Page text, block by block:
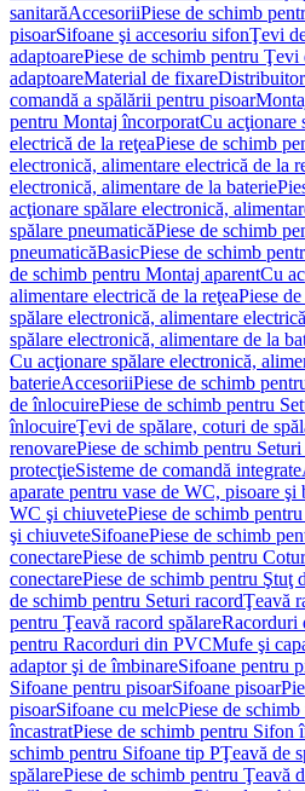
sanitarăAccesoriiPiese de schimb
pisoarSifoane şi accesoriu sifonŢevi
adaptoarePiese de schimb pentru Ţevi
adaptoareMaterial de fixare
comandă a spălării pentru pisoar
pentru Montaj încorporatCu acţionare
electrică de la reţeaPiese de schimb
electronică, alimentare electrică de la
electronică, alimentare de la baterie
acţionare spălare electronică,
spălare pneumaticăPiese de schimb
pneumaticăBasicPiese de schimb
de schimb pentru Montaj aparentCu
alimentare electrică de la reţeaPiese
spălare electronică, alimentare
spălare electronică, alimentare de la
Cu acţionare spălare electronică,
baterieAccesoriiPiese de schimb
de înlocuirePiese de schimb pentru
înlocuireŢevi de spălare, coturi de
renovarePiese de schimb pentru
protecţieSisteme de comandă integrate
aparate pentru vase de WC, pisoare şi
WC şi chiuvetePiese de schimb
şi chiuveteSifoanePiese de schimb
conectarePiese de schimb pentru
conectarePiese de schimb pentru Ştuţ
de schimb pentru Seturi racordŢeavă
pentru Ţeavă racord spălareRacorduri
pentru Racorduri din PVCMufe şi
adaptor şi de îmbinareSifoane pentru
Sifoane pentru pisoarSifoane pisoar
pisoarSifoane cu melcPiese de
încastratPiese de schimb pentru Sifon
schimb pentru Sifoane tip PŢeavă de
spălarePiese de schimb pentru Ţeavă